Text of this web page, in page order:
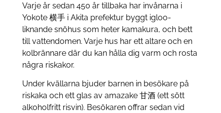
Varje år sedan 450 år tillbaka har invånarna i
Yokote 横手 i Akita prefektur byggt igloo-
liknande snöhus som heter kamakura, och bett
till vattendomen. Varje hus har ett altare och en
kolbrännare där du kan hålla dig varm och rosta
några riskakor.
Under kvällarna bjuder barnen in besökare på
riskaka och ett glas av amazake 甘酒 (ett sött
alkoholfritt risvin). Besökaren offrar sedan vid